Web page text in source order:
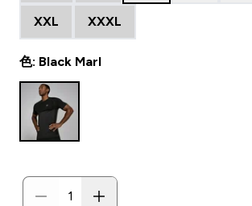
XXL XXXL
色: Black Marl